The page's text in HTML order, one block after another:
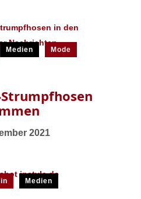
Medien Mode
2021
Medien